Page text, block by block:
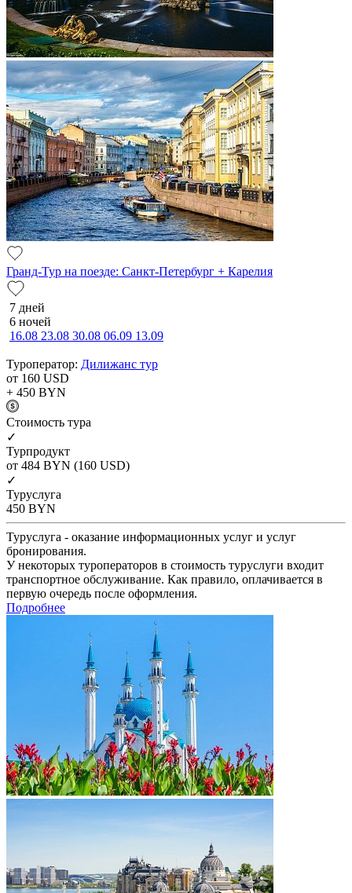
Гранд-Тур на поезде: Санкт-Петербург + Карелия
7 дней
6 ночей
16.08 23.08 30.08 06.09 13.09
Туроператор: Дилижанс тур
от 160 USD
+ 450 BYN
Cтоимость тура
✓
Турпродукт
от 484 BYN (160 USD)
✓
Туруслуга
450 BYN
Туруслуга - оказание информационных услуг и услуг
бронирования.
У некоторых туроператоров в стоимость туруслуги входит
транспортное обслуживание. Как правило, оплачивается в
первую очередь после оформления.
Подробнее